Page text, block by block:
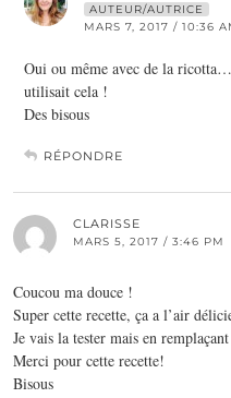
AUTEUR/AUTRICE
MARS 7, 2017 / 10:36
Oui ou même avec de la
utilisait cela !
Des bisous
RÉPONDRE
CLARISSE
MARS 5, 2017 / 3:46 PM
Coucou ma douce !
Super cette recette, ça a l’air
Je vais la tester mais en
Merci pour cette recette!
Bisous